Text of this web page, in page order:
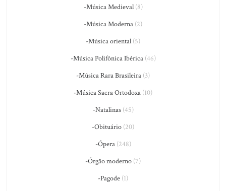
-Música Medieval(8)
-Música Moderna (2)
-Música oriental (5)
-Música Polifônica Ibérica(46)
-Música Rara Brasileira (3)
-Música Sacra Ortodoxa (10)
-Natalinas(45)
-Obituário (20)
-Ópera(248)
-Órgão moderno (7)
-Pagode (1)